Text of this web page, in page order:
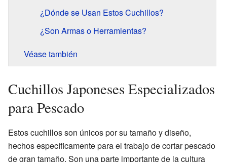
¿Dónde se Usan Estos Cuchillos?
¿Son Armas o Herramientas?
Véase también
Cuchillos Japoneses Especializados
para Pescado
Estos cuchillos son únicos por su tamaño y diseño,
hechos específicamente para el trabajo de cortar pescado
de gran tamaño. Son una parte importante de la cultura